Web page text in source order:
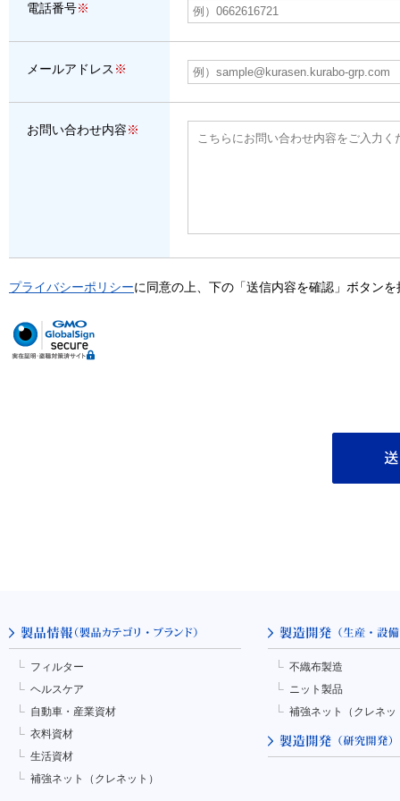
電話番号※
メールアドレス ※
お問い合わせ内容※
プライバシーポリシーに同意の上、下の「送信内容を確認」ボタン
フィルター
ヘルスケア
自動車・産業資材
衣料資材
生活資材
補強ネット（クレネット）
不織布製造
ニット製品
補強ネット（クレネッ